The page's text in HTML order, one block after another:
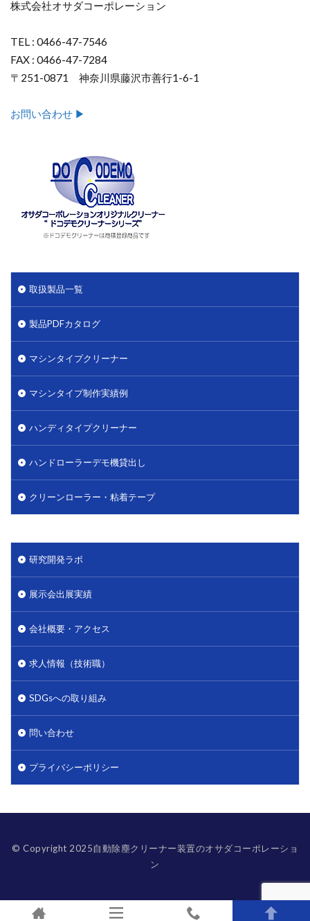
株式会社オサダコーポレーション
TEL : 0466-47-7546
FAX : 0466-47-7284
〒251-0871 神奈川県藤沢市善行1-6-1
お問い合わせ ▶︎
取扱製品一覧
製品PDFカタログ
マシンタイプクリーナー
マシンタイプ制作実績例
ハンディタイプクリーナー
ハンドローラーデモ機貸出し
クリーンローラー・粘着テープ
研究開発ラボ
展示会出展実績
会社概要・アクセス
求人情報（技術職）
SDGsへの取り組み
問い合わせ
プライバシーポリシー
© Copyright 2025自動除塵クリーナー装置のオサダコーポレーショ
ン